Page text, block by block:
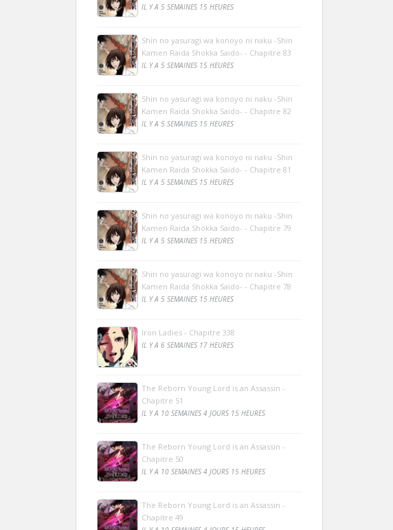
IL Y A 5 SEMAINES 15 HEURES
Shin no yasuragi wa konoyo ni naku -Shin
Kamen Raida Shokka Saido- - Chapitre 83
IL Y A 5 SEMAINES 15 HEURES
Shin no yasuragi wa konoyo ni naku -Shin
Kamen Raida Shokka Saido- - Chapitre 82
IL Y A 5 SEMAINES 15 HEURES
Shin no yasuragi wa konoyo ni naku -Shin
Kamen Raida Shokka Saido- - Chapitre 81
IL Y A 5 SEMAINES 15 HEURES
Shin no yasuragi wa konoyo ni naku -Shin
Kamen Raida Shokka Saido- - Chapitre 79
IL Y A 5 SEMAINES 15 HEURES
Shin no yasuragi wa konoyo ni naku -Shin
Kamen Raida Shokka Saido- - Chapitre 78
IL Y A 5 SEMAINES 15 HEURES
Iron Ladies - Chapitre 338
IL Y A 6 SEMAINES 17 HEURES
The Reborn Young Lord is an Assassin -
Chapitre 51
IL Y A 10 SEMAINES 4 JOURS 15 HEURES
The Reborn Young Lord is an Assassin -
Chapitre 50
IL Y A 10 SEMAINES 4 JOURS 15 HEURES
The Reborn Young Lord is an Assassin -
Chapitre 49